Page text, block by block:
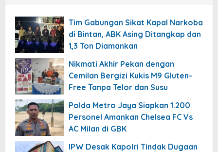
Tim Gabungan Sikat Kapal Narkoba
di Bintan, ABK Asing Ditangkap dan
1,3 Ton Diamankan
Nikmati Akhir Pekan dengan
Cemilan Bergizi Kukis M9 Gluten-
Free Tanpa Telor dan Susu
Polda Metro Jaya Siapkan 1.200
Personel Amankan Chelsea FC Vs
AC Milan di GBK
IPW Desak Kapolri Tindak Dugaan